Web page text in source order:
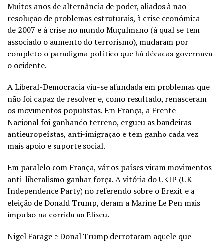
Muitos anos de alternância de poder, aliados à não-
resolução de problemas estruturais, à crise económica
de 2007 e à crise no mundo Muçulmano (à qual se tem
associado o aumento do terrorismo), mudaram por
completo o paradigma político que há décadas governava
o ocidente.
A Liberal-Democracia viu-se afundada em problemas que
não foi capaz de resolver e, como resultado, renasceram
os movimentos populistas. Em França, a Frente
Nacional foi ganhando terreno, ergueu as bandeiras
antieuropeístas, anti-imigração e tem ganho cada vez
mais apoio e suporte social.
Em paralelo com França, vários países viram movimentos
anti-liberalismo ganhar força. A vitória do UKIP (UK
Independence Party) no referendo sobre o Brexit e a
eleição de Donald Trump, deram a Marine Le Pen mais
impulso na corrida ao Eliseu.
Nigel Farage e Donal Trump derrotaram aquele que